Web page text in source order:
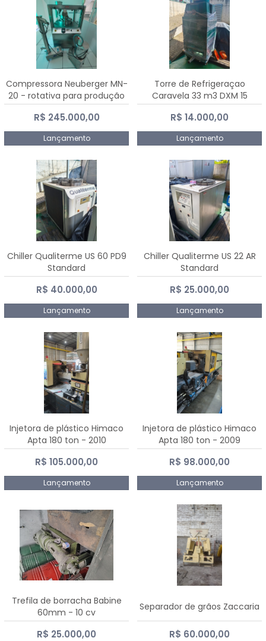
Compressora Neuberger MN-
20 - rotativa para produção
de comprimidos
R$ 245.000,00
Lançamento
Torre de Refrigeraçao
Caravela 33 m3 DXM 15
R$ 14.000,00
Lançamento
Chiller Qualiterme US 60 PD9
Standard
R$ 40.000,00
Lançamento
Chiller Qualiterme US 22 AR
Standard
R$ 25.000,00
Lançamento
Injetora de plástico Himaco
Apta 180 ton - 2010
R$ 105.000,00
Lançamento
Injetora de plástico Himaco
Apta 180 ton - 2009
R$ 98.000,00
Lançamento
Trefila de borracha Babine
60mm - 10 cv
R$ 25.000,00
Separador de grãos Zaccaria
R$ 60.000,00